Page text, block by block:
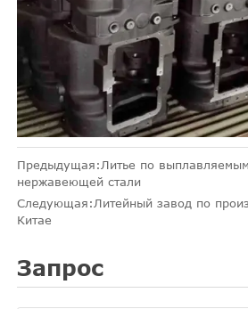
Предыдущая:Литье по
нержавеющей стали
Следующая:Литейный завод по
Китае
Запрос